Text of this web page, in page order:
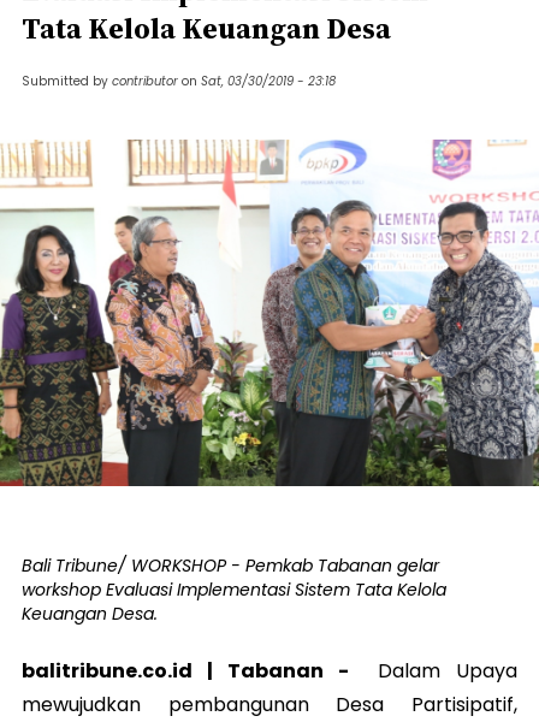
Tata Kelola Keuangan Desa
Submitted by contributor on Sat, 03/30/2019 - 23:18
Bali Tribune/ WORKSHOP - Pemkab Tabanan gelar
workshop Evaluasi Implementasi Sistem Tata Kelola
Keuangan Desa.
balitribune.co.id | Tabanan -
Dalam Upaya
mewujudkan pembangunan Desa Partisipatif,